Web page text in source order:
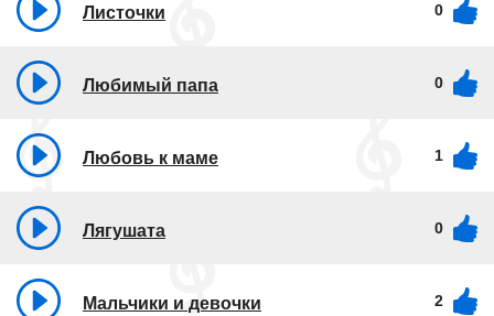
Листочки 0
Любимый папа 0
Любовь к маме 1
Лягушата 0
Мальчики и девочки 2